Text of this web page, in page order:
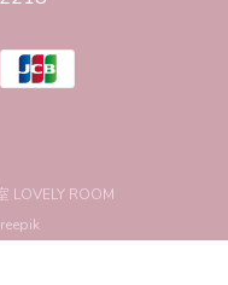
LOVELY ROOM